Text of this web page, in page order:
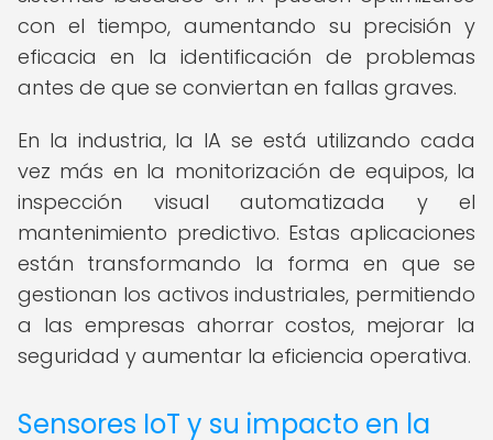
con el tiempo, aumentando su precisión y
eficacia en la identificación de problemas
antes de que se conviertan en fallas graves.
En la industria, la IA se está utilizando cada
vez más en la monitorización de equipos, la
inspección visual automatizada y el
mantenimiento predictivo. Estas aplicaciones
están transformando la forma en que se
gestionan los activos industriales, permitiendo
a las empresas ahorrar costos, mejorar la
seguridad y aumentar la eficiencia operativa.
Sensores IoT y su impacto en la